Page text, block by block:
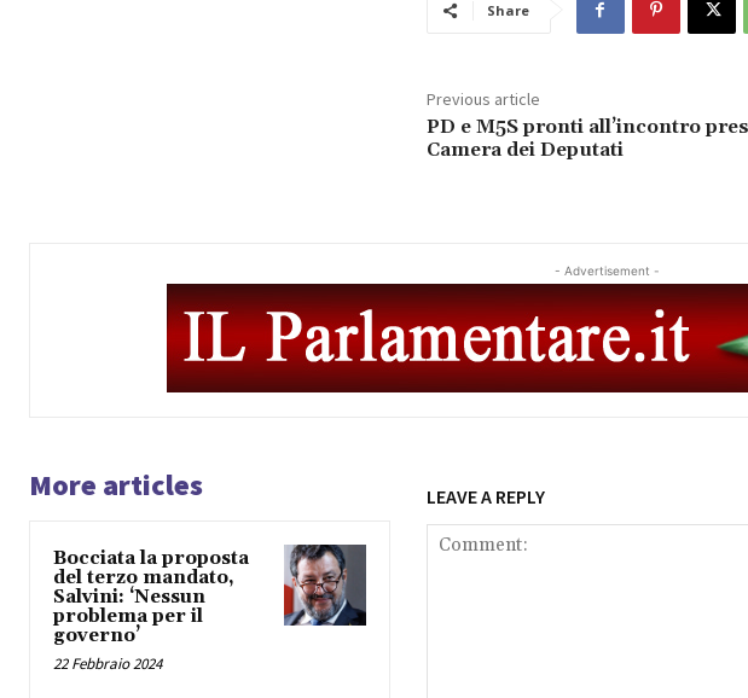
Share
Previous article
PD e M5S pronti all’incontro
Camera dei Deputati
- Advertisement -
More articles
Bocciata la proposta
del terzo mandato,
Salvini: ‘Nessun
problema per il
governo’
22 Febbraio 2024
LEAVE A REPLY